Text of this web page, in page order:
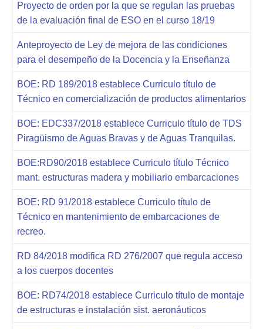
Proyecto de orden por la que se regulan las pruebas
de la evaluación final de ESO en el curso 18/19
Anteproyecto de Ley de mejora de las condiciones
para el desempeño de la Docencia y la Enseñanza
BOE: RD 189/2018 establece Curriculo título de
Técnico en comercialización de productos alimentarios
BOE: EDC337/2018 establece Curriculo título de TDS
Piragüismo de Aguas Bravas y de Aguas Tranquilas.
BOE:RD90/2018 establece Curriculo título Técnico
mant. estructuras madera y mobiliario embarcaciones
BOE: RD 91/2018 establece Curriculo título de
Técnico en mantenimiento de embarcaciones de
recreo.
RD 84/2018 modifica RD 276/2007 que regula acceso
a los cuerpos docentes
BOE: RD74/2018 establece Curriculo título de montaje
de estructuras e instalación sist. aeronáuticos